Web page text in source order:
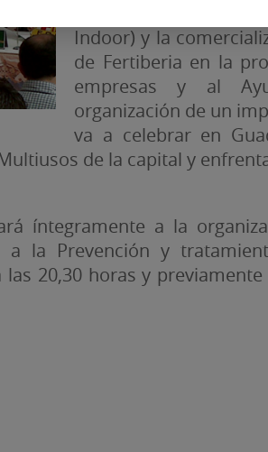
La empresa
Indoor) y la
de Fertiberia en la
empresas y al
organización de un
va a celebrar en
de la capital y
íntegramente a la
la Prevención y
20,30 horas y